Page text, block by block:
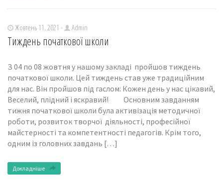
Жовтень 11, 2021 - Admin
Тиждень початкової школи
З 04 по 08 жовтня у нашому закладі пройшов тиждень
початкової школи. Цей тиждень став уже традиційним
для нас. Він пройшов під гаслом: Кожен день у нас цікавий,
Веселий, плідний і яскравий! Основним завданням
тижня початкової школи була активізація методичної
роботи, розвиток творчої діяльності, професійної
майстерності та компетентності педагогів. Крім того,
одним із головних завдань […]
Докладніше